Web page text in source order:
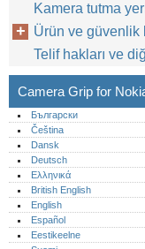
Kamera tutma
Ürün ve güvenlik
Telif hakları ve
Camera Grip for
Български
Čeština
Dansk
Deutsch
Ελληνικά
British English
English
Español
Eestikeelne